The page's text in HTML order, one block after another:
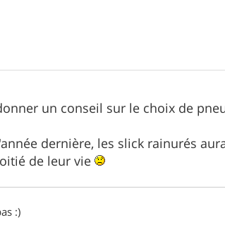
un conseil sur le choix de
dernière, les slick rainurés
de leur vie
:)